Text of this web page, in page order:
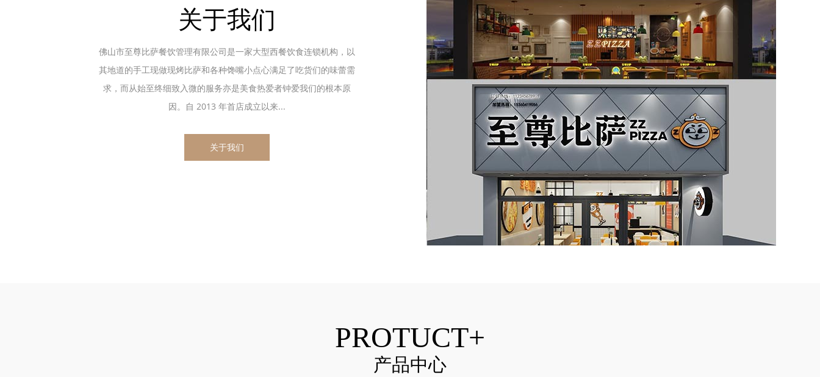
关于我们
佛山市至尊比萨餐饮管理有限公司是一家大型西餐饮食连锁机构，以
其地道的手工现做现烤比萨和各种馋嘴小点心满足了吃货们的味蕾需
求，而从始至终细致入微的服务亦是美食热爱者钟爱我们的根本原
因。自 2013 年首店成立以来...
关于我们
PROTUCT+
产品中心